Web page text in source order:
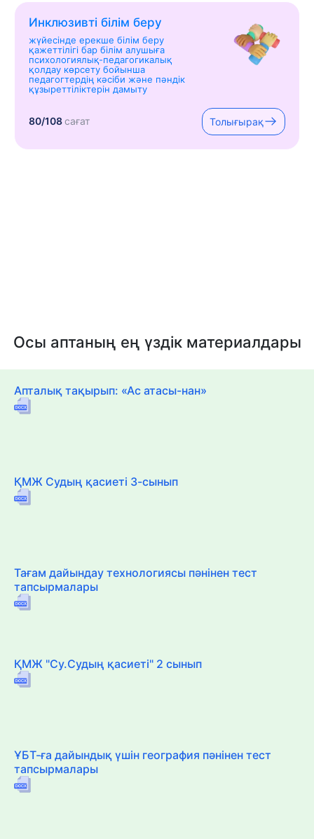
Инклюзивті білім беру
жүйесінде ерекше білім беру
қажеттілігі бар білім алушыға
психологиялық-педагогикалық
қолдау көрсету бойынша
педагогтердің кәсіби және пәндік
құзыреттіліктерін дамыту
80/108сағат Толығырақ
Осы аптаның ең үздік материалдары
Апталық тақырып: «Ас атасы-нан»
ҚМЖ Судың қасиеті 3-сынып
Тағам дайындау технологиясы пәнінен тест
тапсырмалары
ҚМЖ "Су.Судың қасиеті" 2 сынып
ҰБТ-ға дайындық үшін география пәнінен тест
тапсырмалары